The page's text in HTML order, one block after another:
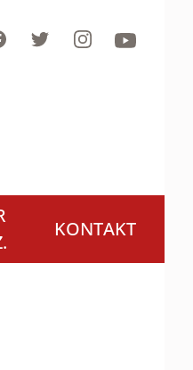
TwitterInstagramYoutube
KONTAKT